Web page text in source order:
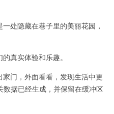
处隐藏在巷子里的美丽花园，
真实体验和乐趣。
门，外面看看，发现生活中更
数据已经生成，并保留在缓冲区